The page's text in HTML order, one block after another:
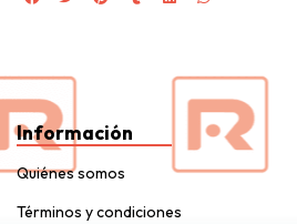
Información
Quiénes somos
Términos y condiciones